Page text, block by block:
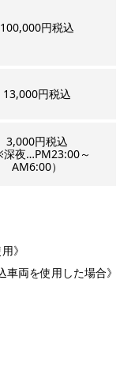
100,000円税込
13,000円税込
3,000円税込
深夜…PM23:00～
AM6:00）
》
両を使用した場合》